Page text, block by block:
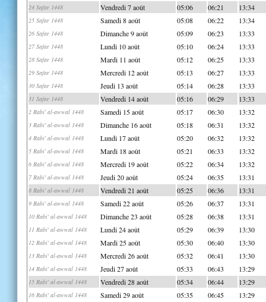
24 Safar 1448 Vendredi 7 août 05:06 06:21 13:34
25 Safar 1448 Samedi 8 août 05:08 06:22 13:34
26 Safar 1448 Dimanche 9 août 05:09 06:23 13:33
27 Safar 1448 Lundi 10 août 05:10 06:24 13:33
28 Safar 1448 Mardi 11 août 05:12 06:25 13:33
29 Safar 1448 Mercredi 12 août 05:13 06:27 13:33
30 Safar 1448 Jeudi 13 août 05:14 06:28 13:33
31 Safar 1448 Vendredi 14 août 05:16 06:29 13:33
2 Rabi' al-awwal 1448 Samedi 15 août 05:17 06:30 13:32
3 Rabi' al-awwal 1448 Dimanche 16 août 05:18 06:31 13:32
4 Rabi' al-awwal 1448 Lundi 17 août 05:20 06:32 13:32
5 Rabi' al-awwal 1448 Mardi 18 août 05:21 06:33 13:32
6 Rabi' al-awwal 1448 Mercredi 19 août 05:22 06:34 13:32
7 Rabi' al-awwal 1448 Jeudi 20 août 05:24 06:35 13:31
8 Rabi' al-awwal 1448 Vendredi 21 août 05:25 06:36 13:31
9 Rabi' al-awwal 1448 Samedi 22 août 05:26 06:37 13:31
10 Rabi' al-awwal 1448 Dimanche 23 août 05:28 06:38 13:31
11 Rabi' al-awwal 1448 Lundi 24 août 05:29 06:39 13:30
12 Rabi' al-awwal 1448 Mardi 25 août 05:30 06:40 13:30
13 Rabi' al-awwal 1448 Mercredi 26 août 05:32 06:41 13:30
14 Rabi' al-awwal 1448 Jeudi 27 août 05:33 06:43 13:29
15 Rabi' al-awwal 1448 Vendredi 28 août 05:34 06:44 13:29
16 Rabi' al-awwal 1448 Samedi 29 août 05:35 06:45 13:29